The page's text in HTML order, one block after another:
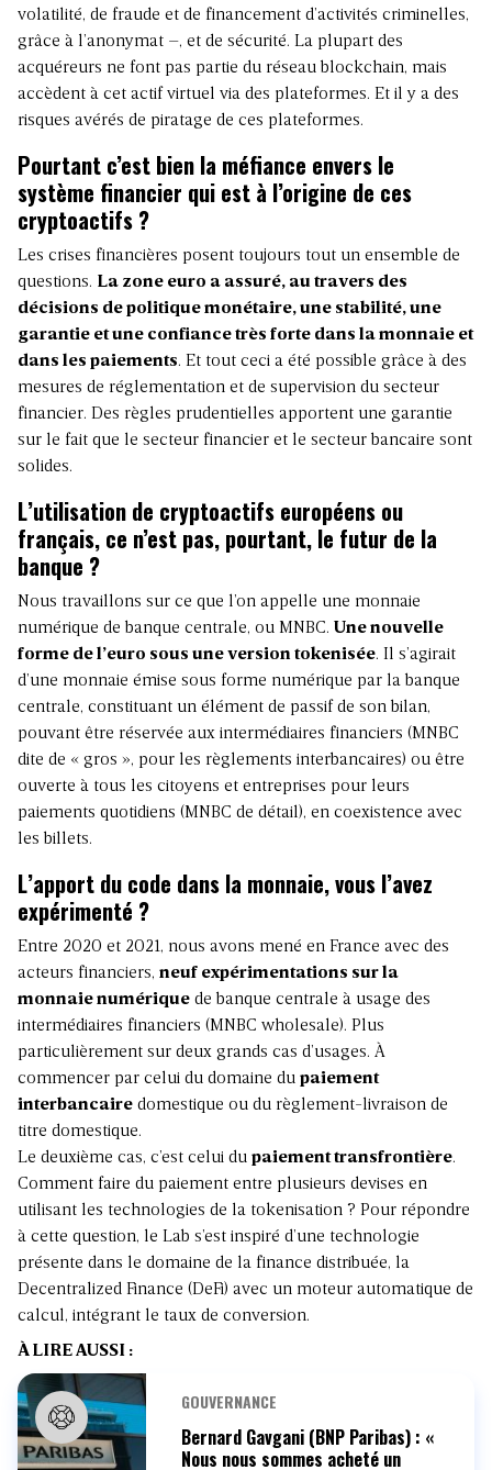
volatilité, de fraude et de financement d’activités criminelles,
grâce à l’anonymat –, et de sécurité. La plupart des
acquéreurs ne font pas partie du réseau blockchain, mais
accèdent à cet actif virtuel via des plateformes. Et il y a des
risques avérés de piratage de ces plateformes.
Pourtant c’est bien la méfiance envers le
système financier qui est à l’origine de ces
cryptoactifs ?
Les crises financières posent toujours tout un ensemble de
questions. La zone euro a assuré, au travers des
décisions de politique monétaire, une stabilité, une
garantie et une confiance très forte dans la monnaie et
dans les paiements. Et tout ceci a été possible grâce à des
mesures de réglementation et de supervision du secteur
financier. Des règles prudentielles apportent une garantie
sur le fait que le secteur financier et le secteur bancaire sont
solides.
L’utilisation de cryptoactifs européens ou
français, ce n’est pas, pourtant, le futur de la
banque ?
Nous travaillons sur ce que l’on appelle une monnaie
numérique de banque centrale, ou MNBC. Une nouvelle
forme de l’euro sous une version tokenisée. Il s’agirait
d’une monnaie émise sous forme numérique par la banque
centrale, constituant un élément de passif de son bilan,
pouvant être réservée aux intermédiaires financiers (MNBC
dite de « gros », pour les règlements interbancaires) ou être
ouverte à tous les citoyens et entreprises pour leurs
paiements quotidiens (MNBC de détail), en coexistence avec
les billets.
L’apport du code dans la monnaie, vous l’avez
expérimenté ?
Entre 2020 et 2021, nous avons mené en France avec des
acteurs financiers, neuf expérimentations sur la
monnaie numérique de banque centrale à usage des
intermédiaires financiers (MNBC wholesale). Plus
particulièrement sur deux grands cas d’usages. À
commencer par celui du domaine du paiement
interbancaire domestique ou du règlement-livraison de
titre domestique.
Le deuxième cas, c’est celui du paiement transfrontière.
Comment faire du paiement entre plusieurs devises en
utilisant les technologies de la tokenisation ? Pour répondre
à cette question, le Lab s’est inspiré d’une technologie
présente dans le domaine de la finance distribuée, la
Decentralized Finance (DeFi) avec un moteur automatique de
calcul, intégrant le taux de conversion.
À LIRE AUSSI :
GOUVERNANCE
Bernard Gavgani (BNP Paribas) : «
Nous nous sommes acheté un